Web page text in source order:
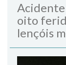
oito
lençóis